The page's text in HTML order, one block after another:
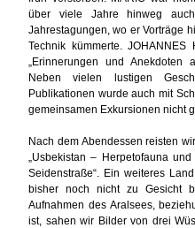
über viele Jahre hinweg
Jahrestagungen, wo er Vorträge
Technik kümmerte.
„Erinnerungen und Anekdoten
Neben vielen lustigen
Publikationen wurde auch mit
gemeinsamen Exkursionen nicht
Nach dem Abendessen reisten
„Usbekistan – Herpetofauna
Seidenstraße“. Ein weiteres
bisher noch nicht zu Gesicht
Aufnahmen des Aralsees,
ist, sahen wir Bilder von drei